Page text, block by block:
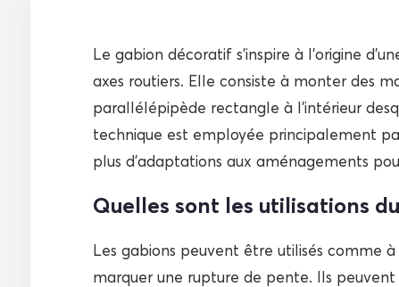
Le gabion décoratif s’inspire à l’origine
axes routiers. Elle consiste à monter des
parallélépipède rectangle à l’intérieur
technique est employée principalement
plus d’adaptations aux aménagements
Quelles sont les utilisations
Les gabions peuvent être utilisés comme
marquer une rupture de pente. Ils